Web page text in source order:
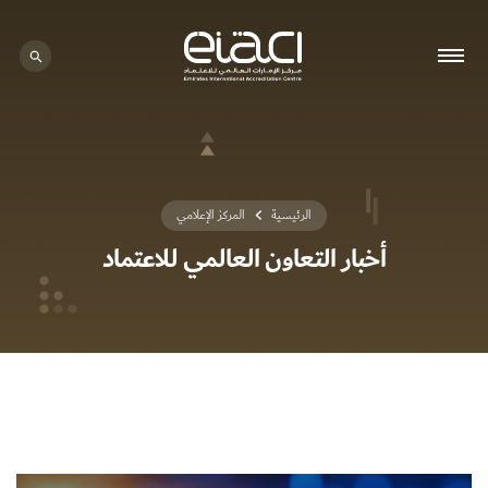
الرئيسية المركز الإعلامي
أخبار التعاون العالمي للاعتماد